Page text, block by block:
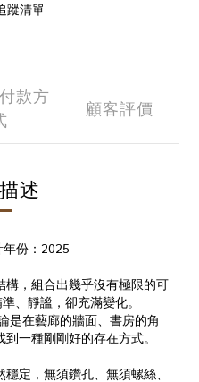
蹤清單
款方
顧客評價
述
年份：2025
構，組合出幾乎沒有極限的可
、靜謐，卻充滿變化。
是在藝廊的牆面、書房的角
一種剛剛好的存在方式。
定，無須鑽孔、無須螺絲、